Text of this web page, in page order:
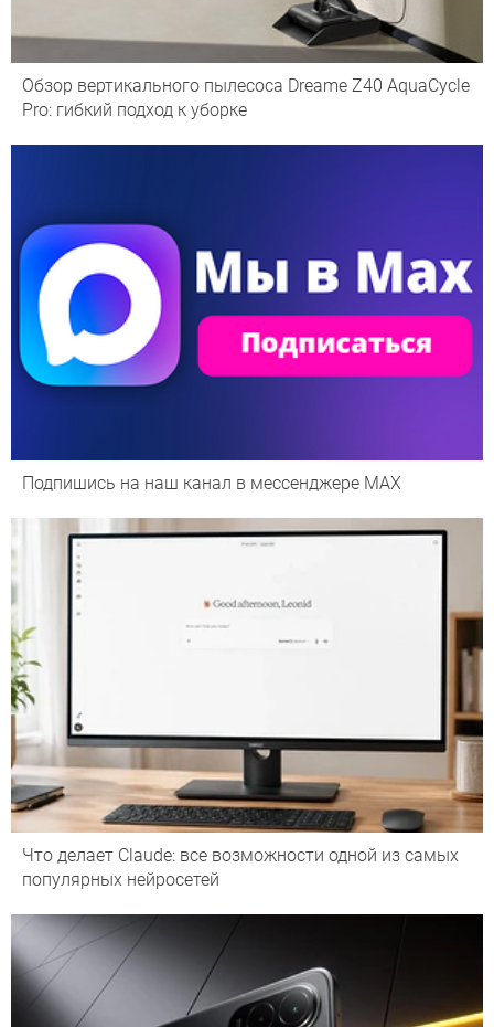
Обзор вертикального пылесоса Dreame Z40 AquaCycle
Pro: гибкий подход к уборке
Подпишись на наш канал в мессенджере МАХ
Что делает Сlaude: все возможности одной из самых
популярных нейросетей